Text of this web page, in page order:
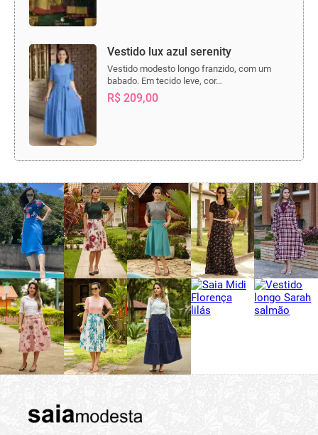
Vestido lux azul serenity
Vestido modesto longo franzido, com um
babado. Em tecido leve, cor…
R$ 209,00